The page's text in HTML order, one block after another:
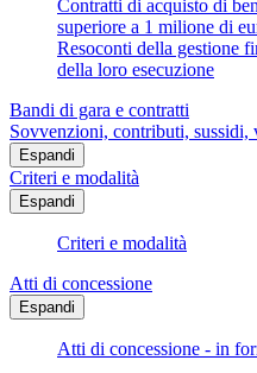
Contratti di acquisto di
superiore a 1 milione di
Resoconti della gestione
della loro esecuzione
Bandi di gara e contratti
Sovvenzioni, contributi, sussidi,
Espandi
Criteri e modalità
Espandi
Criteri e modalità
Atti di concessione
Espandi
Atti di concessione - in